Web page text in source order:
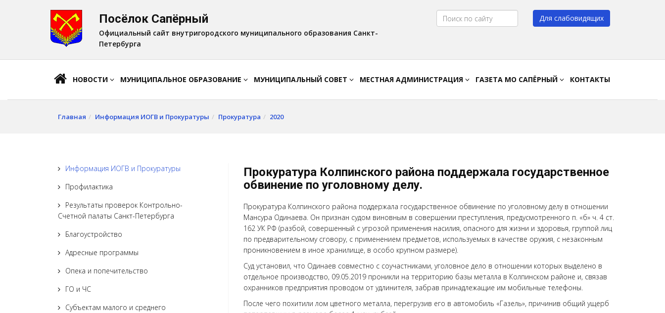
Шрифт:
A A Цвет:A A A A
Посёлок Сапёрный
Официальный сайт внутригородского муниципального образования Санкт-
Петербурга
Для слабовидящих
НОВОСТИ МУНИЦИПАЛЬНОЕ ОБРАЗОВАНИЕ МУНИЦИПАЛЬНЫЙ СОВЕТ МЕСТНАЯ АДМИНИСТРАЦИЯ ГАЗЕТА МО САПЁРНЫЙ КОНТАКТЫ
Главная Информация ИОГВ и Прокуратуры Прокуратура 2020
Информация ИОГВ и Прокуратуры
Профилактика
Результаты проверок Контрольно-
Счетной палаты Санкт-Петербурга
Благоустройство
Адресные программы
Опека и попечительство
ГО и ЧС
Субъектам малого и среднего
Прокуратура Колпинского района поддержала государственное
обвинение по уголовному делу.
Прокуратура Колпинского района поддержала государственное обвинение по уголовному делу в отношении
Мансура Одинаева. Он признан судом виновным в совершении преступления, предусмотренного п. «б» ч. 4 ст.
162 УК РФ (разбой, совершенный с угрозой применения насилия, опасного для жизни и здоровья, группой лиц
по предварительному сговору, с применением предметов, используемых в качестве оружия, с незаконным
проникновением в иное хранилище, в особо крупном размере).
Суд установил, что Одинаев совместно с соучастниками, уголовное дело в отношении которых выделено в
отдельное производство, 09.05.2019 проникли на территорию базы металла в Колпинском районе и, связав
охранников предприятия проводом от удлинителя, забрав принадлежащие им мобильные телефоны.
После чего похитили лом цветного металла, перегрузив его в автомобиль «Газель», причинив общий ущерб